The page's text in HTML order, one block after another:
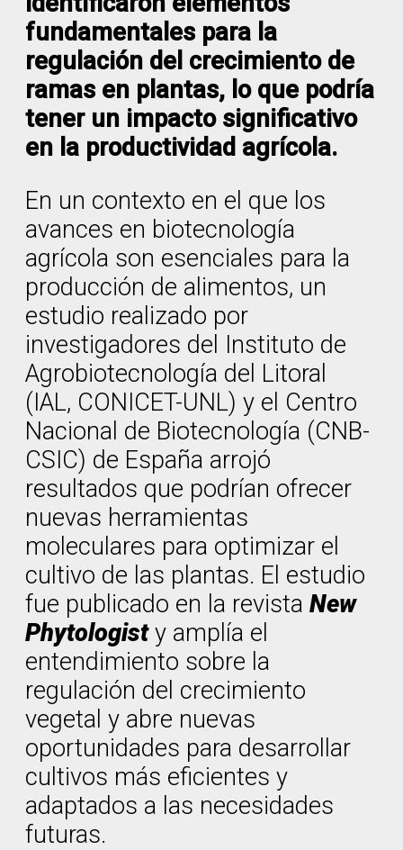
fundamentales para la
regulación del crecimiento de
ramas en plantas, lo que podría
tener un impacto significativo
en la productividad agrícola.
En un contexto en el que los
avances en biotecnología
agrícola son esenciales para la
producción de alimentos, un
estudio realizado por
investigadores del Instituto de
Agrobiotecnología del Litoral
(IAL, CONICET-UNL) y el Centro
Nacional de Biotecnología (CNB-
CSIC) de España arrojó
resultados que podrían ofrecer
nuevas herramientas
moleculares para optimizar el
cultivo de las plantas. El estudio
fue publicado en la revista New
Phytologisty amplía el
entendimiento sobre la
regulación del crecimiento
vegetal y abre nuevas
oportunidades para desarrollar
cultivos más eficientes y
adaptados a las necesidades
futuras.